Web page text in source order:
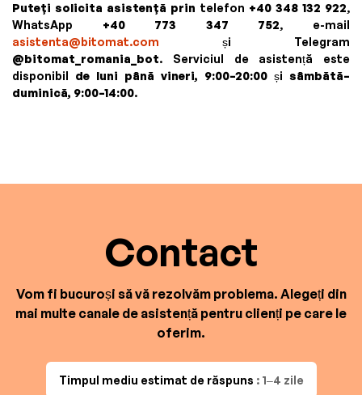
Puteți solicita asistență prin telefon +40 348 132 922,
WhatsApp +40 773 347 752, e-mail
asistenta@bitomat.com și Telegram
@bitomat_romania_bot. Serviciul de asistență este
disponibil de luni până vineri, 9:00–20:00 și sâmbătă–
duminică, 9:00–14:00.
Contact
Vom fi bucuroși să vă rezolvăm problema. Alegeți din
mai multe canale de asistență pentru clienți pe care le
oferim.
Timpul mediu estimat de răspuns : 1–4 zile